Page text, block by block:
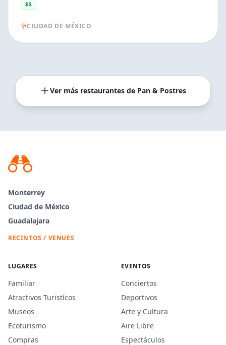
$$
CIUDAD DE MÉXICO
Ver más restaurantes de Pan & Postres
Monterrey
Ciudad de México
Guadalajara
RECINTOS / VENUES
LUGARES
Familiar
Atractivos Turistícos
Museos
Ecoturismo
Compras
EVENTOS
Conciertos
Deportivos
Arte y Cultura
Aire Libre
Espectáculos